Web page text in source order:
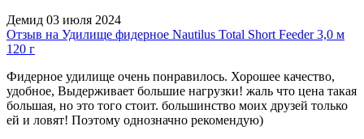
Демид 03 июля 2024
Отзыв на Удилище фидерное Nautilus Total Short Feeder 3,0 м
120 г
Фидерное удилище очень понравилось. Хорошее качество,
удобное, Выдерживает большие нагрузки! жаль что цена такая
большая, но это того стоит. большинство моих друзей только
ей и ловят! Поэтому однозначно рекомендую)